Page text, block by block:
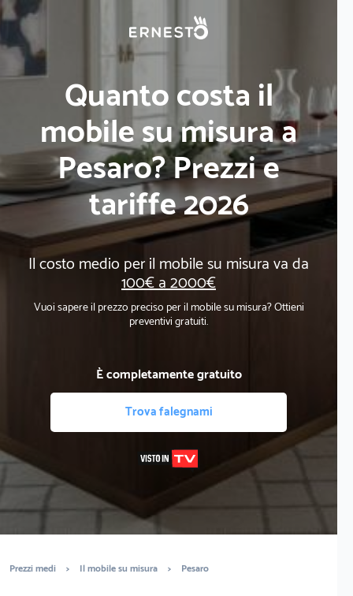
Quanto costa il
mobile su misura a
Pesaro? Prezzi e
tariffe 2026
Il costo medio per il mobile su misura va da
100€ a 2000€
Vuoi sapere il prezzo preciso per il mobile su misura? Ottieni
preventivi gratuiti.
È completamente gratuito
Trova falegnami
Prezzi medi > Il mobile su misura > Pesaro